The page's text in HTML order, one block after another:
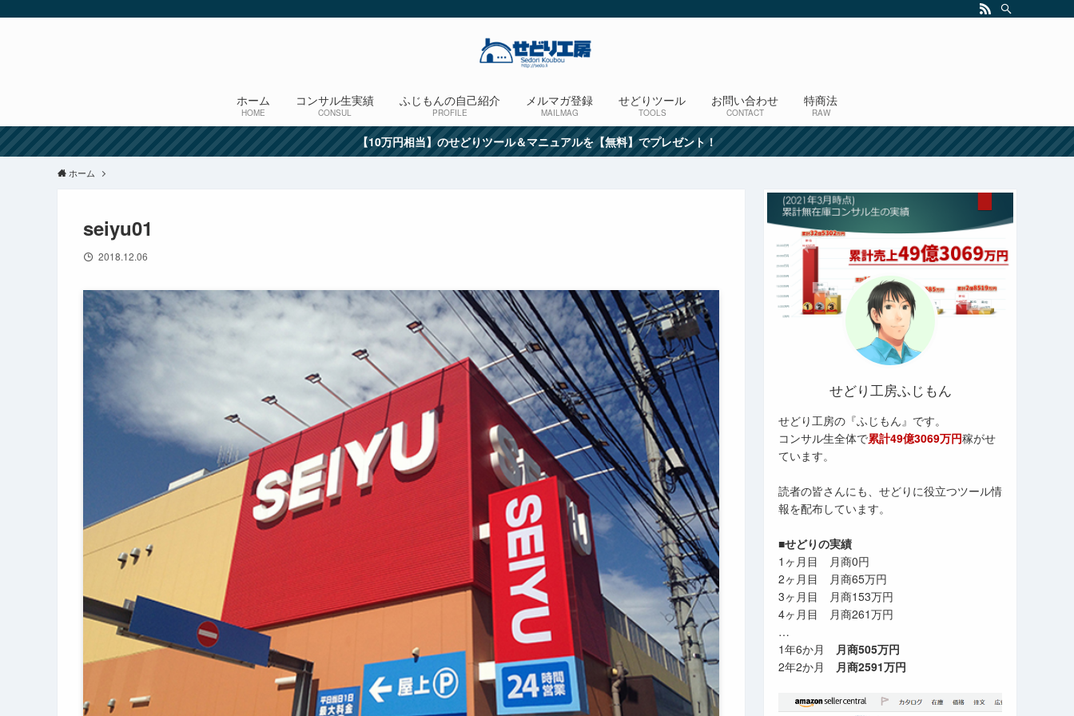
ホーム
HOME
コンサル生実績
CONSUL
ふじもんの自己紹介
PROFILE
メルマガ登録
MAILMAG
せどりツール
TOOLS
お問い合わせ
CONTACT
特商法
RAW
【10万円相当】のせどりツール＆マニュアルを【無料】でプレゼント！
ホーム
seiyu01
2018.12.06
せどり工房ふじもん
せどり工房の『ふじもん』です。
コンサル生全体で累計49億3069万円稼がせ
ています。
読者の皆さんにも、せどりに役立つツール情
報を配布しています。
■せどりの実績
1ヶ月目 月商0円
2ヶ月目 月商65万円
3ヶ月目 月商153万円
4ヶ月目 月商261万円
…
1年6か月 月商505万円
2年2か月 月商2591万円